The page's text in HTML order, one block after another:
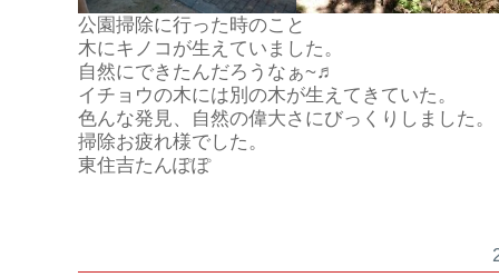
公園掃除に行った時のこと
木にキノコが生えていました。
自然にできたんだろうなぁ~♬
イチョウの木には別の木が生えてきていた。
色んな発見、自然の偉大さにびっくりしました。
掃除お疲れ様でした。
東住吉たんぽぽ